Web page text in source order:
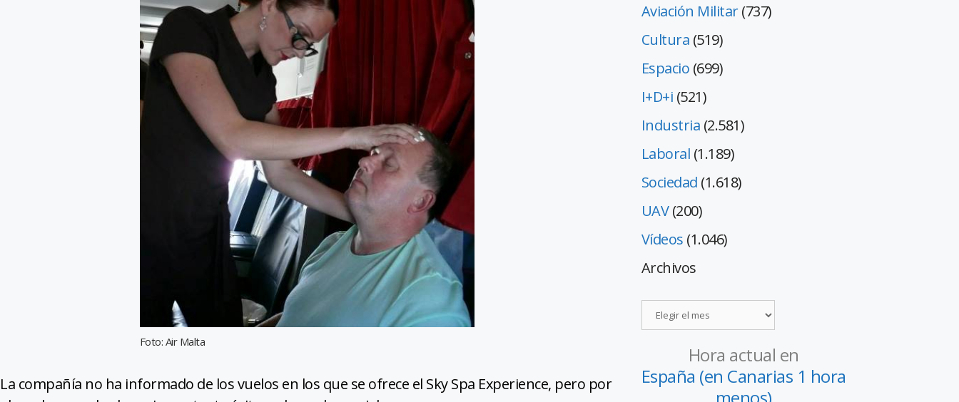
Foto: Air Malta
La compañía no ha informado de los vuelos en los que se ofrece el Sky Spa Experience, pero por
Aviación Militar(737)
Cultura (519)
Espacio (699)
I+D+i (521)
Industria (2.581)
Laboral (1.189)
Sociedad (1.618)
UAV(200)
Vídeos (1.046)
Archivos
Hora actual en
España (en Canarias 1 hora
menos)